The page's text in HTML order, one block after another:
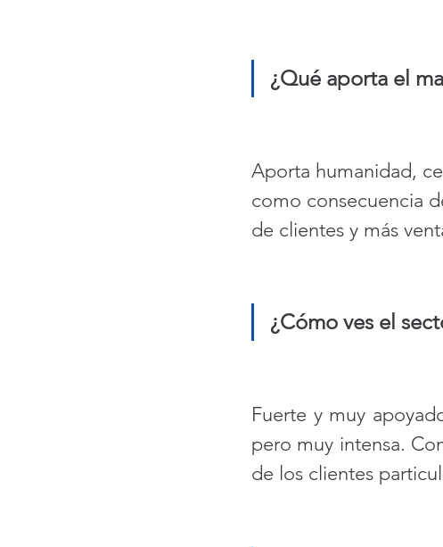
¿Qué aporta el
Aporta humanidad,
como consecuencia
de clientes y más
¿Cómo ves el
Fuerte y muy
pero muy intensa.
de los clientes